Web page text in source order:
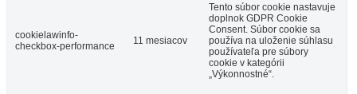
cookielawinfo-
checkbox-performance
11 mesiacov
Tento súbor cookie nastavuje
doplnok GDPR Cookie
Consent. Súbor cookie sa
používa na uloženie súhlasu
používateľa pre súbory
cookie v kategórii
„Výkonnostné“.